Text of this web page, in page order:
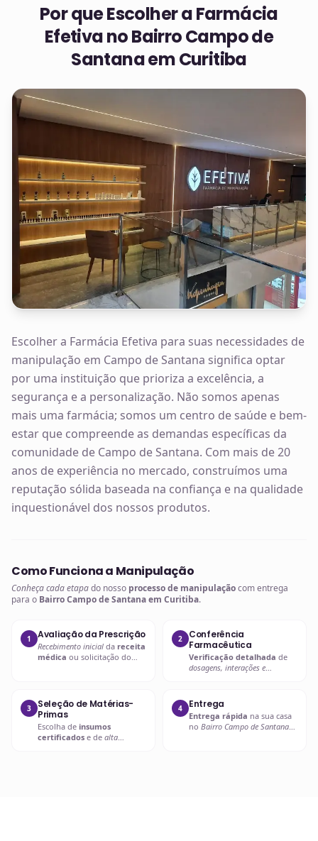
Por que Escolher a Farmácia
Efetiva noBairro Campo de
Santana em Curitiba
Escolher a Farmácia Efetiva para suas necessidades de
manipulação em Campo de Santana significa optar
por uma instituição que prioriza a excelência, a
segurança e a personalização. Não somos apenas
mais uma farmácia; somos um centro de saúde e bem-
estar que compreende as demandas específicas da
comunidade de Campo de Santana. Com mais de 20
anos de experiência no mercado, construímos uma
reputação sólida baseada na confiança e na qualidade
inquestionável dos nossos produtos.
Como Funciona a Manipulação
Conheça cada etapado nosso processo de manipulaçãocom entrega
para o Bairro Campo de Santana em Curitiba.
1 Avaliação da Prescrição
Recebimento inicial da receita
médica ou solicitação do
2
Conferência
Farmacêutica
Verificação detalhada de
dosagens, interações e
3
Seleção de Matérias-
Primas
Escolha de insumos
certificados e de alta
4 Entrega
Entrega rápida na sua casa
no Bairro Campo de Santana